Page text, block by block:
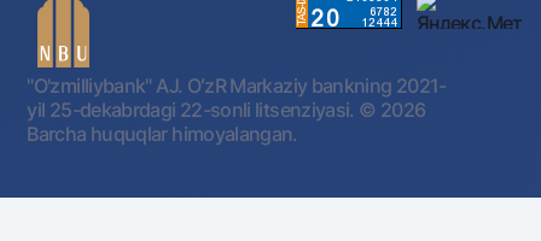
"O'zmilliybank" AJ. OʻzR Markaziy bankning 2021-
yil 25-dekabrdagi 22-sonli litsenziyasi. © 2026
Barcha huquqlar himoyalangan.